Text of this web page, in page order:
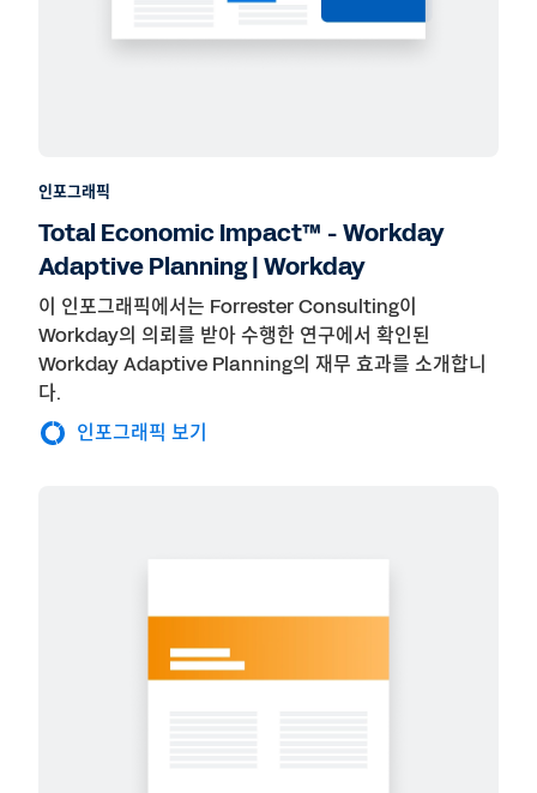
인포그래픽
Total Economic Impact™ - Workday
Adaptive Planning | Workday
이 인포그래픽에서는 Forrester Consulting이
Workday의 의뢰를 받아 수행한 연구에서 확인된
Workday Adaptive Planning의 재무 효과를 소개합니
다.
인포그래픽 보기